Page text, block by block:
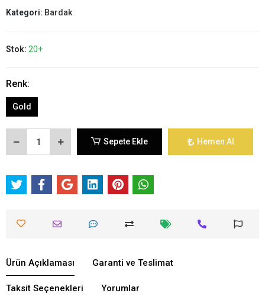
Kategori: Bardak
Stok: 20+
Renk:
Gold
Sepete Ekle Hemen Al
Ürün Açıklaması Garanti ve Teslimat
Taksit Seçenekleri Yorumlar